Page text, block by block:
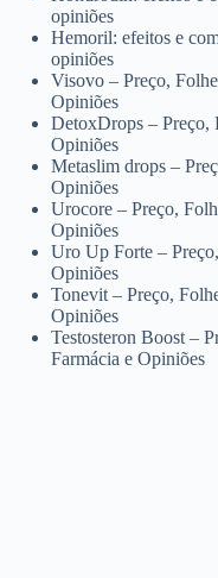
opiniões
Hemoril: efeitos e
opiniões
Visovo – Preço,
Opiniões
DetoxDrops – Preço,
Opiniões
Metaslim drops –
Opiniões
Urocore – Preço,
Opiniões
Uro Up Forte –
Opiniões
Tonevit – Preço,
Opiniões
Testosteron Boost –
Farmácia e Opiniões